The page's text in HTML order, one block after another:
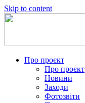
Skip to content
Про проєкт
Про проєкт
Новини
Заходи
Фотозвіти